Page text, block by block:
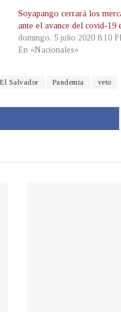
Soyapango cerrará los
ante el avance del covid-19
domingo, 5 julio 2020 8:10
En «Nacionales»
Salvador Pandemia veto